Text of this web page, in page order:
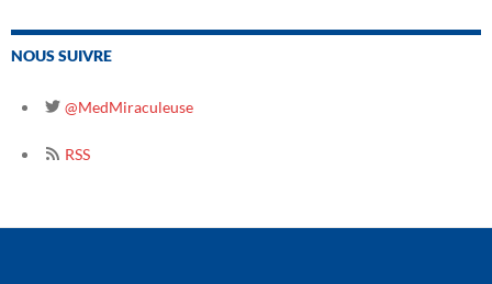
NOUS SUIVRE
@MedMiraculeuse
RSS